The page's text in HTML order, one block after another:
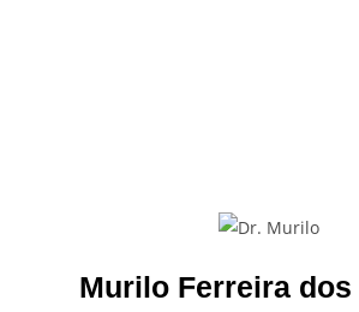
Murilo Ferreira dos